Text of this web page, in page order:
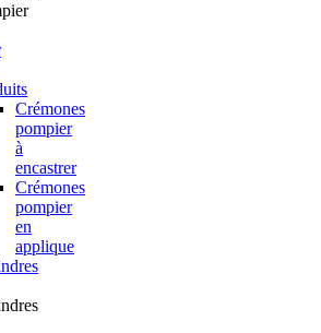
Crémones
pompier
à
encastrer
Crémones
pompier
en
applique